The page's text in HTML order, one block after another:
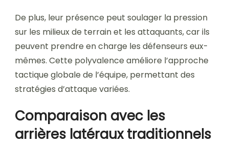
De plus, leur présence peut soulager la pression
sur les milieux de terrain et les attaquants, car ils
peuvent prendre en charge les défenseurs eux-
mêmes. Cette polyvalence améliore l’approche
tactique globale de l’équipe, permettant des
stratégies d’attaque variées.
Comparaison avec les
arrières latéraux traditionnels